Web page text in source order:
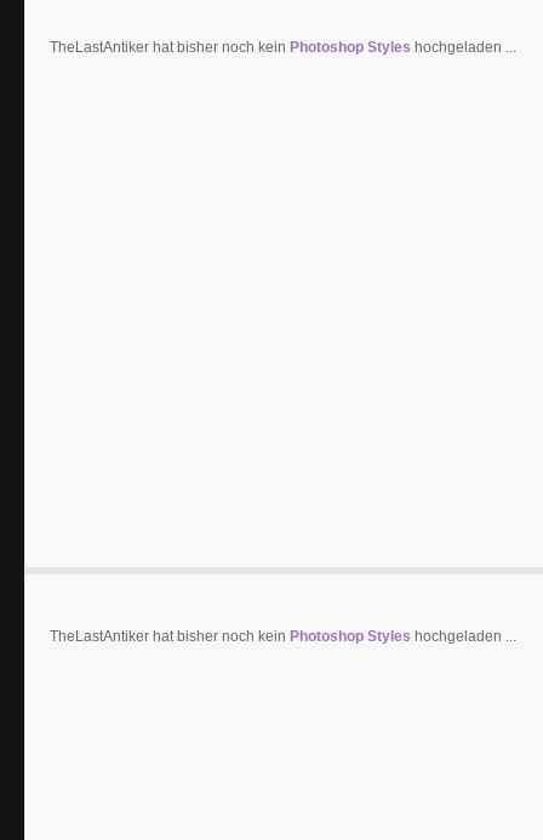
TheLastAntiker hat bisher noch kein Photoshop Styles hochgeladen ...
TheLastAntiker hat bisher noch kein Photoshop Styles hochgeladen ...